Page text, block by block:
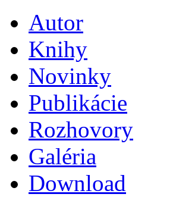
Autor
Knihy
Novinky
Publikácie
Rozhovory
Galéria
Download